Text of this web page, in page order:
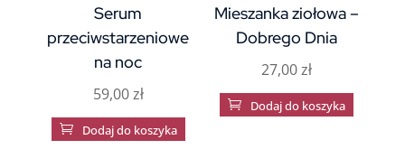
Serum
przeciwstarzeniowe
na noc
59,00zł
 Dodaj do koszyka
Mieszanka ziołowa –
Dobrego Dnia
27,00zł
 Dodaj do koszyka